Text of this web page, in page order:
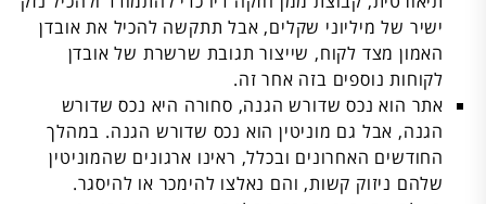
ישיר של מיליוני שקלים, אבל תתקשה להכיל את אובדן
האמון מצד לקוח, שייצור תגובת שרשרת של אובדן
לקוחות נוספים בזה אחר זה.
אתר הוא נכס שדורש הגנה, סחורה היא נכס שדורש
הגנה, אבל גם מוניטין הוא נכס שדורש הגנה. במהלך
החודשים האחרונים ובכלל, ראינו ארגונים שהמוניטין
שלהם ניזוק קשות, והם נאלצו להימכר או להיסגר.